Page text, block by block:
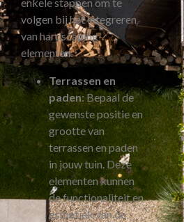
volgen bij het integreren
van hardscaping-
elementen:
Terrassen en
paden: Bepaal de
gewenste positie en
grootte van
terrassen en paden
in jouw tuin. Deze
elementen kunnen
de functionaliteit en
esthetiek van de